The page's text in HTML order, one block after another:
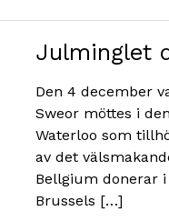
Julminglet
Den 4 december
Sweor möttes i
Waterloo som
av det
Bellgium donerar
Brussels […]